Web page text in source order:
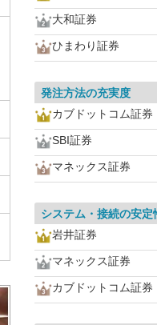
大和証券
ひまわり証券
発注方法の充実度
カブドットコム証券
SBI証券
マネックス証券
システム・接続の安定
岩井証券
マネックス証券
カブドットコム証券